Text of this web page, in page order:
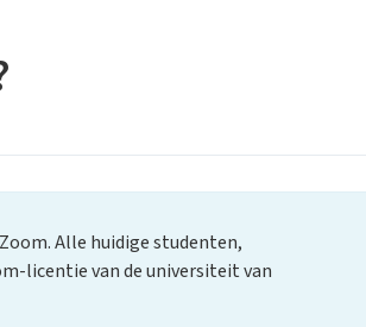
Alle huidige studenten,
licentie van de universiteit van